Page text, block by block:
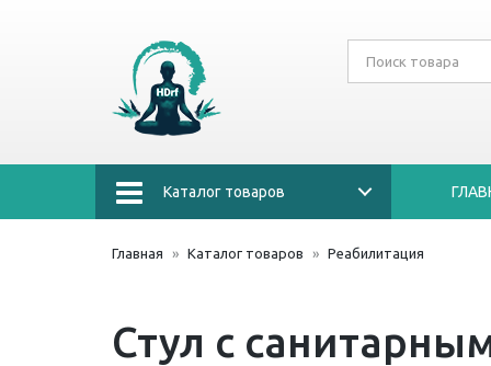
Каталог товаров
Главная Каталог товаров Реабилитация
Стул с